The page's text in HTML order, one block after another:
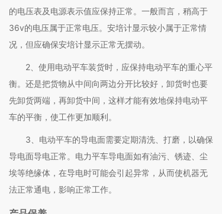
的电压表及电源表示值应保持正常。一般而言，稍高于
36v的电压属于正常电压。安培计显示较小属于正常情
况，但应确保安培计显示正常无摆动。
2、使用电动平车装货时，应保持电动平车的重心平
衡。还是把货物从中间向两边分开比较好，卸货时也要
先卸货两端，再卸货中间，这样才能有效地保持电动平
车的平衡，使工作更加顺利。
3、电动平车的导电面需要定期清洗、打磨，以确保
导电面导电正常。电力平车导电面如有油污、锈迹、尘
埃等绝缘体，在导电时可能会引起异常，从而使机器无
法正常通电，影响正常工作。